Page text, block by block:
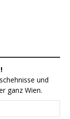
und
ganz Wien.